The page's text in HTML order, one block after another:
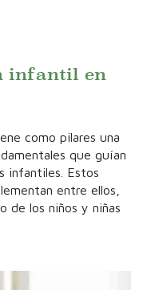
infantil en
como pilares una
que guían
infantiles. Estos
entre ellos,
de los niños y niñas